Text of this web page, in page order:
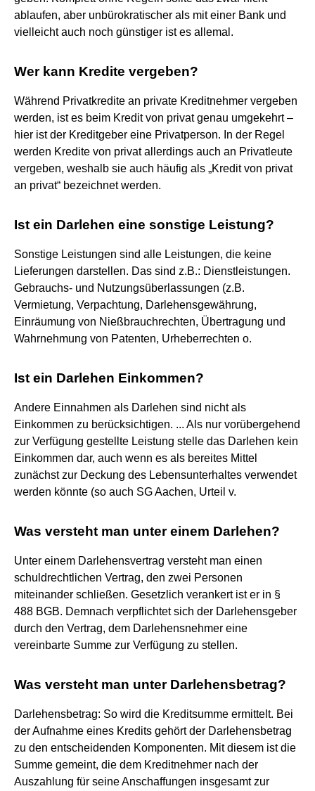
ablaufen, aber unbürokratischer als mit einer Bank und
vielleicht auch noch günstiger ist es allemal.
Wer kann Kredite vergeben?
Während Privatkredite an private Kreditnehmer vergeben
werden, ist es beim Kredit von privat genau umgekehrt –
hier ist der Kreditgeber eine Privatperson. In der Regel
werden Kredite von privat allerdings auch an Privatleute
vergeben, weshalb sie auch häufig als „Kredit von privat
an privat“ bezeichnet werden.
Ist ein Darlehen eine sonstige Leistung?
Sonstige Leistungen sind alle Leistungen, die keine
Lieferungen darstellen. Das sind z.B.: Dienstleistungen.
Gebrauchs- und Nutzungsüberlassungen (z.B.
Vermietung, Verpachtung, Darlehensgewährung,
Einräumung von Nießbrauchrechten, Übertragung und
Wahrnehmung von Patenten, Urheberrechten o.
Ist ein Darlehen Einkommen?
Andere Einnahmen als Darlehen sind nicht als
Einkommen zu berücksichtigen. ... Als nur vorübergehend
zur Verfügung gestellte Leistung stelle das Darlehen kein
Einkommen dar, auch wenn es als bereites Mittel
zunächst zur Deckung des Lebensunterhaltes verwendet
werden könnte (so auch SG Aachen, Urteil v.
Was versteht man unter einem Darlehen?
Unter einem Darlehensvertrag versteht man einen
schuldrechtlichen Vertrag, den zwei Personen
miteinander schließen. Gesetzlich verankert ist er in §
488 BGB. Demnach verpflichtet sich der Darlehensgeber
durch den Vertrag, dem Darlehensnehmer eine
vereinbarte Summe zur Verfügung zu stellen.
Was versteht man unter Darlehensbetrag?
Darlehensbetrag: So wird die Kreditsumme ermittelt. Bei
der Aufnahme eines Kredits gehört der Darlehensbetrag
zu den entscheidenden Komponenten. Mit diesem ist die
Summe gemeint, die dem Kreditnehmer nach der
Auszahlung für seine Anschaffungen insgesamt zur